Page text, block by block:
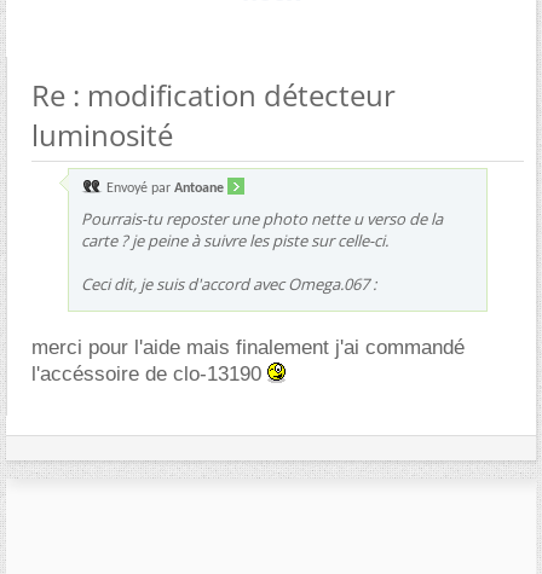
Re : modification détecteur
luminosité
Envoyé par Antoane
Pourrais-tu reposter une photo nette u verso de la
carte ? je peine à suivre les piste sur celle-ci.
Ceci dit, je suis d'accord avec Omega.067 :
merci pour l'aide mais finalement j'ai commandé
l'accéssoire de clo-13190